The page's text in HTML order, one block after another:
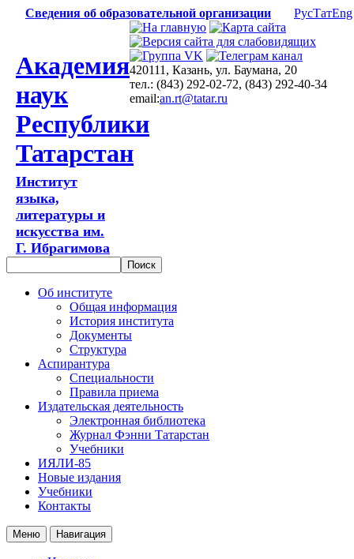
Сведения об образовательной организации РусТатEng
Академия
наук
Республики
Татарстан
Институт
языка,
литературы и
искусства им.
Г. Ибрагимова
420111, Казань, ул. Баумана, 20
тел.: (843) 292-02-72, (843) 292-40-34
email:an.rt@tatar.ru
Об институте
Общая информация
История института
Документы
Структура
Аспирантура
Специальности
Правила приема
Издательская деятельность
Электронная библиотека
Журнал Фэнни Татарстан
Учебники
ИЯЛИ-85
Новые издания
Учебники
Контакты
Меню Навигация